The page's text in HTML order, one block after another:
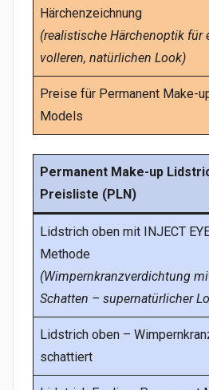
Härchenzeichnung
(realistische Härchenoptik für
volleren, natürlichen Look)
Preise für Permanent Make-
Models
Permanent Make-up
Preisliste (PLN)
Lidstrich oben mit INJECT
Methode
(Wimpernkranzverdichtung
Schatten – supernatürlicher
Lidstrich oben –
schattiert